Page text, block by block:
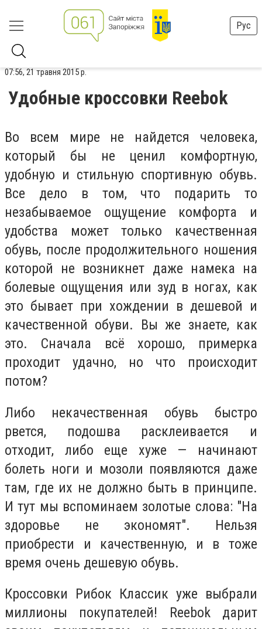
Рус
07:56, 21 травня 2015 р.
Удобные кроссовки Reebok
Во всем мире не найдется человека,
который бы не ценил комфортную,
удобную и стильную спортивную обувь.
Все дело в том, что подарить то
незабываемое ощущение комфорта и
удобства может только качественная
обувь, после продолжительного ношения
которой не возникнет даже намека на
болевые ощущения или зуд в ногах, как
это бывает при хождении в дешевой и
качественной обуви. Вы же знаете, как
это. Сначала всё хорошо, примерка
проходит удачно, но что происходит
потом?
Либо некачественная обувь быстро
рвется, подошва расклеивается и
отходит, либо еще хуже — начинают
болеть ноги и мозоли появляются даже
там, где их не должно быть в принципе.
И тут мы вспоминаем золотые слова: "На
здоровье не экономят". Нельзя
приобрести и качественную, и в тоже
время очень дешевую обувь.
Кроссовки Рибок Классик уже выбрали
миллионы покупателей! Reebok дарит